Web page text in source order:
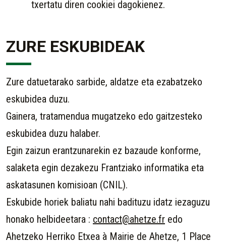
txertatu diren cookiei dagokienez.
ZURE ESKUBIDEAK
Zure datuetarako sarbide, aldatze eta ezabatzeko
eskubidea duzu.
Gainera, tratamendua mugatzeko edo gaitzesteko
eskubidea duzu halaber.
Egin zaizun erantzunarekin ez bazaude konforme,
salaketa egin dezakezu Frantziako informatika eta
askatasunen komisioan (CNIL).
Eskubide horiek baliatu nahi badituzu idatz iezaguzu
honako helbideetara : contact@ahetze.fr edo
Ahetzeko Herriko Etxea à Mairie de Ahetze, 1 Place